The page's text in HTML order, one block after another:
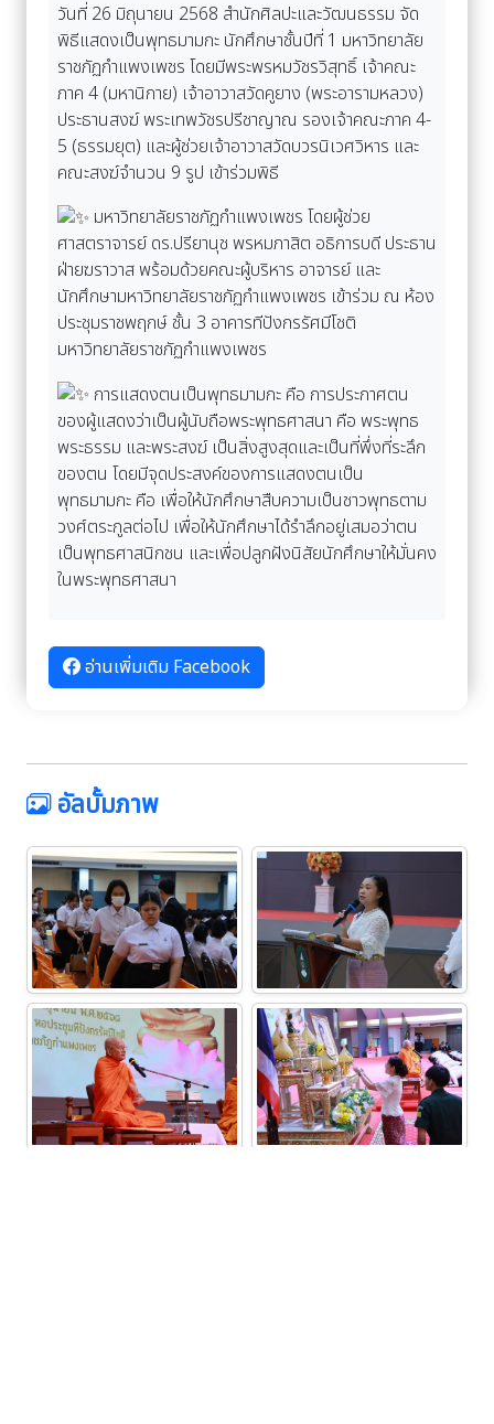
วันที่ 26 มิถุนายน 2568 สำนักศิลปะและวัฒนธรรม จัด
พิธีแสดงเป็นพุทธมามกะ นักศึกษาชั้นปีที่ 1 มหาวิทยาลัย
ราชภัฏกำแพงเพชร โดยมีพระพรหมวัชรวิสุทธิ์ เจ้าคณะ
ภาค 4 (มหานิกาย) เจ้าอาวาสวัดคูยาง (พระอารามหลวง)
ประธานสงฆ์ พระเทพวัชรปรีชาญาณ รองเจ้าคณะภาค 4-
5 (ธรรมยุต) และผู้ช่วยเจ้าอาวาสวัดบวรนิเวศวิหาร และ
คณะสงฆ์จำนวน 9 รูป เข้าร่วมพิธี
มหาวิทยาลัยราชภัฏกำแพงเพชร โดยผู้ช่วย
ศาสตราจารย์ ดร.ปรียานุช พรหมภาสิต อธิการบดี ประธาน
ฝ่ายฆราวาส พร้อมด้วยคณะผู้บริหาร อาจารย์ และ
นักศึกษามหาวิทยาลัยราชภัฏกำแพงเพชร เข้าร่วม ณ ห้อง
ประชุมราชพฤกษ์ ชั้น 3 อาคารทีปังกรรัศมีโชติ
มหาวิทยาลัยราชภัฏกำแพงเพชร
การแสดงตนเป็นพุทธมามกะ คือ การประกาศตน
ของผู้แสดงว่าเป็นผู้นับถือพระพุทธศาสนา คือ พระพุทธ
พระธรรม และพระสงฆ์ เป็นสิ่งสูงสุดและเป็นที่พึ่งที่ระลึก
ของตน โดยมีจุดประสงค์ของการแสดงตนเป็น
พุทธมามกะ คือ เพื่อให้นักศึกษาสืบความเป็นชาวพุทธตาม
วงศ์ตระกูลต่อไป เพื่อให้นักศึกษาได้รำลึกอยู่เสมอว่าตน
เป็นพุทธศาสนิกชน และเพื่อปลูกฝังนิสัยนักศึกษาให้มั่นคง
ในพระพุทธศาสนา
อ่านเพิ่มเติม Facebook
อัลบั้มภาพ